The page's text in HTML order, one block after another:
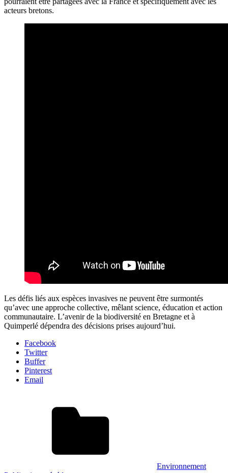
acteurs bretons.
Les défis liés aux espèces invasives ne peuvent être surmontés
qu’avec une approche collective, mêlant science, éducation et action
communautaire. L’avenir de la biodiversité en Bretagne et à
Quimperlé dépendra des décisions prises aujourd’hui.
Facebook
Twitter
Buffer
Pinterest
Email
Environnement